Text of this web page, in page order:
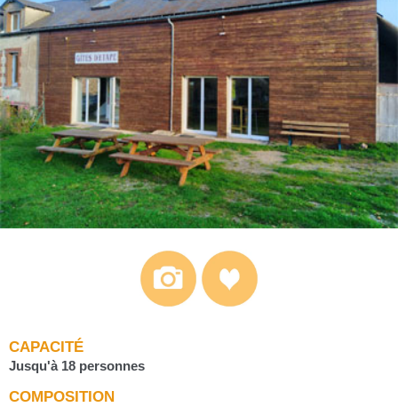
CAPACITÉ
Jusqu'à 18 personnes
COMPOSITION